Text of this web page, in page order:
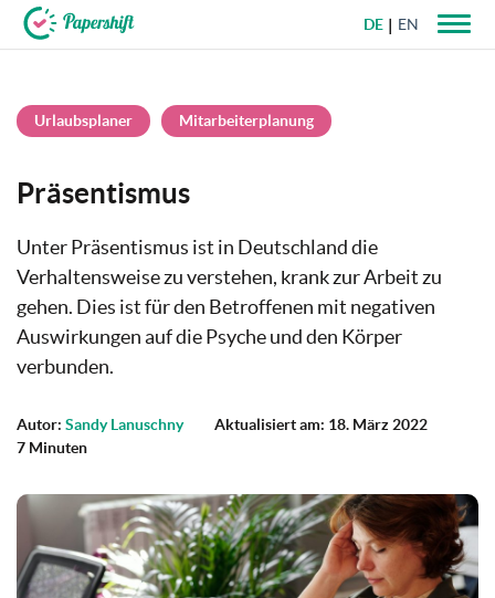
DE EN
Urlaubsplaner Mitarbeiterplanung
Präsentismus
Unter Präsentismus ist in Deutschland die
Verhaltensweise zu verstehen, krank zur Arbeit zu
gehen. Dies ist für den Betroffenen mit negativen
Auswirkungen auf die Psyche und den Körper
verbunden.
Autor: Sandy Lanuschny
Aktualisiert am: 18. März 2022
7 Minuten